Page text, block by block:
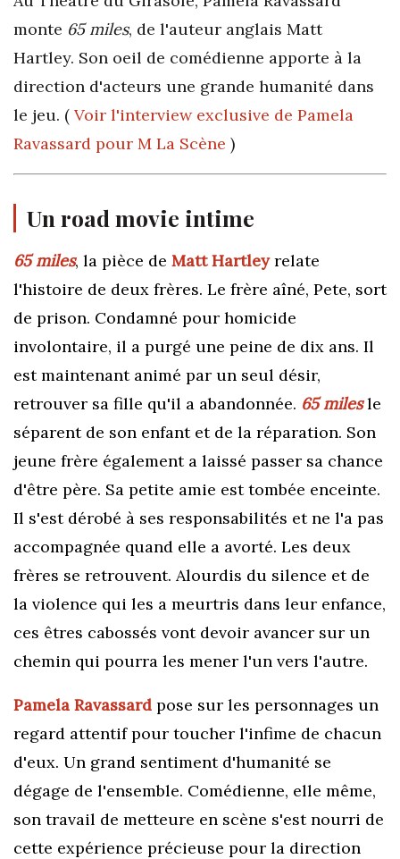
monte 65 miles, de l'auteur anglais Matt
Hartley. Son oeil de comédienne apporte à la
direction d'acteurs une grande humanité dans
le jeu. ( Voir l'interview exclusive de Pamela
Ravassard pour M La Scène )
Un road movie intime
65 miles, la pièce de Matt Hartleyrelate
l'histoire de deux frères. Le frère aîné, Pete, sort
de prison. Condamné pour homicide
involontaire, il a purgé une peine de dix ans. Il
est maintenant animé par un seul désir,
retrouver sa fille qu'il a abandonnée. 65 milesle
séparent de son enfant et de la réparation. Son
jeune frère également a laissé passer sa chance
d'être père. Sa petite amie est tombée enceinte.
Il s'est dérobé à ses responsabilités et ne l'a pas
accompagnée quand elle a avorté. Les deux
frères se retrouvent. Alourdis du silence et de
la violence qui les a meurtris dans leur enfance,
ces êtres cabossés vont devoir avancer sur un
chemin qui pourra les mener l'un vers l'autre.
Pamela Ravassard pose sur les personnages un
regard attentif pour toucher l'infime de chacun
d'eux. Un grand sentiment d'humanité se
dégage de l'ensemble. Comédienne, elle même,
son travail de metteure en scène s'est nourri de
cette expérience précieuse pour la direction